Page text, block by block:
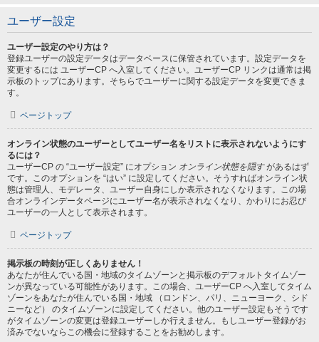
ユーザー設定
ユーザー設定のやり方は？
登録ユーザーの設定データはデータベースに保管されています。設定データを
変更するには ユーザーCP へ入室してください。ユーザーCP リンクは通常は掲
示板のトップにあります。そちらでユーザーに関する設定データを変更できま
す。
ページトップ
オンライン状態のユーザーとしてユーザー名をリストに表示されないようにす
るには？
ユーザーCP の “ユーザー設定” にオプション オンライン状態を隠すがあるはず
です。このオプションを “はい” に設定してください。そうすればオンライン状
態は管理人、モデレータ、ユーザー自身にしか表示されなくなります。この場
合オンラインデータページにユーザー名が表示されなくなり、かわりにお忍び
ユーザーの一人として表示されます。
ページトップ
掲示板の時刻が正しくありません！
あなたが住んでいる国・地域のタイムゾーンと掲示板のデフォルトタイムゾー
ンが異なっている可能性があります。この場合、ユーザーCP へ入室してタイム
ゾーンをあなたが住んでいる国・地域 （ロンドン、パリ、ニューヨーク、シド
ニーなど） のタイムゾーンに設定してください。他のユーザー設定もそうです
がタイムゾーンの変更は登録ユーザーしか行えません。もしユーザー登録がお
済みでないならこの機会に登録することをお勧めします。